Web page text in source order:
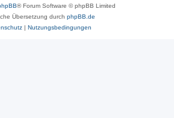
® Forum Software © phpBB Limited
Übersetzung durch phpBB.de
| Nutzungsbedingungen